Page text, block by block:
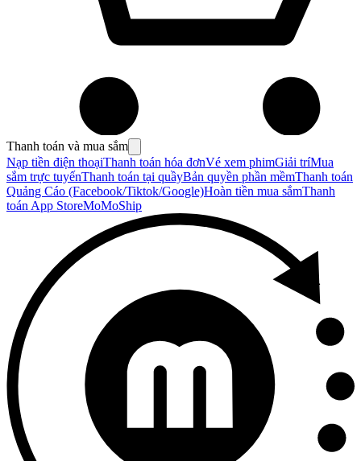
Thanh toán và mua sắm
Nạp tiền điện thoạiThanh toán hóa đơnVé xem phimGiải tríMua
sắm trực tuyếnThanh toán tại quầyBản quyền phần mềmThanh toán
Quảng Cáo (Facebook/Tiktok/Google)Hoàn tiền mua sắmThanh
toán App StoreMoMoShip